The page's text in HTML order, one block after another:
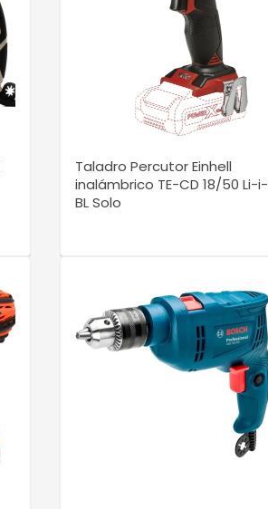
Taladro Percutor Einhell
inalámbrico TE-CD 18/50 Li-i-
BL Solo
VER DETALLE